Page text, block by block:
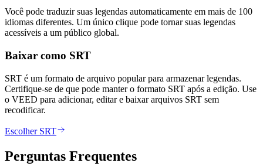
Você pode traduzir suas legendas automaticamente em mais de 100
idiomas diferentes. Um único clique pode tornar suas legendas
acessíveis a um público global.
Baixar como SRT
SRT é um formato de arquivo popular para armazenar legendas.
Certifique-se de que pode manter o formato SRT após a edição. Use
o VEED para adicionar, editar e baixar arquivos SRT sem
recodificar.
Escolher SRT
Perguntas Frequentes